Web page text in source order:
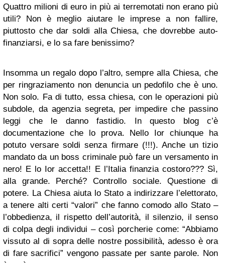
Quattro milioni di euro in più ai terremotati non erano più
utili? Non è meglio aiutare le imprese a non fallire,
piuttosto che dar soldi alla Chiesa, che dovrebbe auto-
finanziarsi, e lo sa fare benissimo?
Insomma un regalo dopo l’altro, sempre alla Chiesa, che
per ringraziamento non denuncia un pedofilo che è uno.
Non solo. Fa di tutto, essa chiesa, con le operazioni più
subdole, da agenzia segreta, per impedire che passino
leggi che le danno fastidio. In questo blog c’è
documentazione che lo prova. Nello Ior chiunque ha
potuto versare soldi senza firmare (!!!). Anche un tizio
mandato da un boss criminale può fare un versamento in
nero! E lo Ior accetta!! E l’Italia finanzia costoro??? Sì,
alla grande. Perché? Controllo sociale. Questione di
potere. La Chiesa aiuta lo Stato a indirizzare l’elettorato,
a tenere alti certi “valori” che fanno comodo allo Stato –
l’obbedienza, il rispetto dell’autorità, il silenzio, il senso
di colpa degli individui – così porcherie come: “Abbiamo
vissuto al di sopra delle nostre possibilità, adesso è ora
di fare sacrifici” vengono passate per sante parole. Non